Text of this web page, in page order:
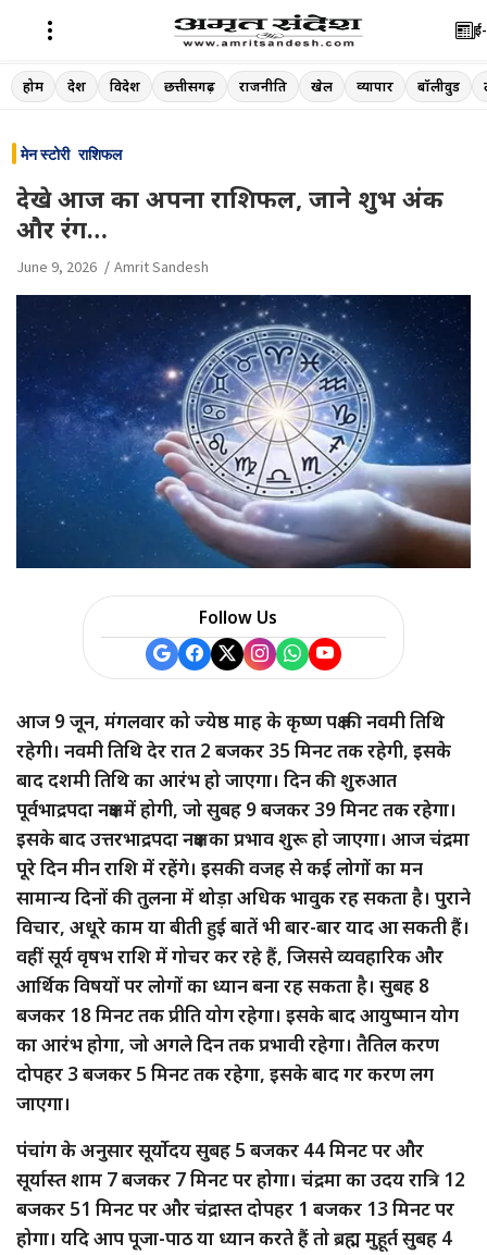
Skip
to
होम देश विदेश छत्तीसगढ़ राजनीति खेल व्यापार बॉलीवुड
मेन स्टोरी राशिफल
देखे आज का अपना राशिफल, जाने शुभ अंक
और रंग…
June 9, 2026 Amrit Sandesh
Follow Us
आज 9 जून, मंगलवार को ज्येष्ठ माह के कृष्ण पक्ष की नवमी तिथि
रहेगी। नवमी तिथि देर रात 2 बजकर 35 मिनट तक रहेगी, इसके
बाद दशमी तिथि का आरंभ हो जाएगा। दिन की शुरुआत
पूर्वभाद्रपदा नक्षत्र में होगी, जो सुबह 9 बजकर 39 मिनट तक रहेगा।
इसके बाद उत्तरभाद्रपदा नक्षत्र का प्रभाव शुरू हो जाएगा। आज चंद्रमा
पूरे दिन मीन राशि में रहेंगे। इसकी वजह से कई लोगों का मन
सामान्य दिनों की तुलना में थोड़ा अधिक भावुक रह सकता है। पुराने
विचार, अधूरे काम या बीती हुई बातें भी बार-बार याद आ सकती हैं।
वहीं सूर्य वृषभ राशि में गोचर कर रहे हैं, जिससे व्यवहारिक और
आर्थिक विषयों पर लोगों का ध्यान बना रह सकता है। सुबह 8
बजकर 18 मिनट तक प्रीति योग रहेगा। इसके बाद आयुष्मान योग
का आरंभ होगा, जो अगले दिन तक प्रभावी रहेगा। तैतिल करण
दोपहर 3 बजकर 5 मिनट तक रहेगा, इसके बाद गर करण लग
जाएगा।
पंचांग के अनुसार सूर्योदय सुबह 5 बजकर 44 मिनट पर और
सूर्यास्त शाम 7 बजकर 7 मिनट पर होगा। चंद्रमा का उदय रात्रि 12
बजकर 51 मिनट पर और चंद्रास्त दोपहर 1 बजकर 13 मिनट पर
होगा। यदि आप पूजा-पाठ या ध्यान करते हैं तो ब्रह्म मुहूर्त सुबह 4